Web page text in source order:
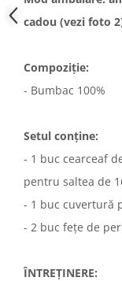
cadou (vezi foto
Compoziție:
- Bumbac 100%
Setul conține:
- 1 buc cearceaf
pentru saltea de
- 1 buc cuvertură
- 2 buc fețe de
ÎNTREȚINERE: